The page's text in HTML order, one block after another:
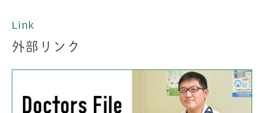
Link
外部リンク